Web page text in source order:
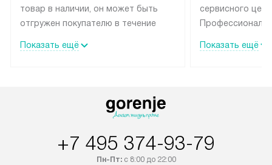
товар в наличии, он может быть
отгружен покупателю в течение
лейблом доставляется бесплатно
Возможна доставка товаров по
Показать ещё
сервисного
эксплуатации
Показать ещё
+7 495 374-93-79
Пн-Пт:с 8:00 до 22:00